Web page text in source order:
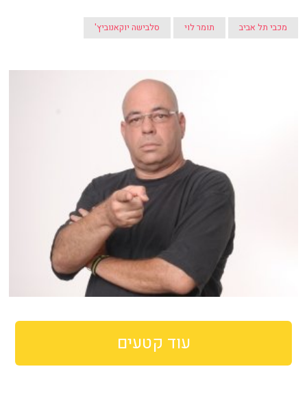
מכבי תל אביב תומר לוי סלבישה יוקאנוביץ'
עוד קטעים